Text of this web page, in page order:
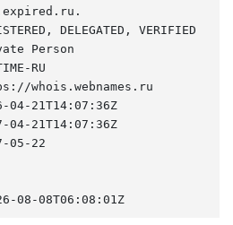
DELEGATED, VERIFIED
Person
RU
whois.webnames.ru
21T14:07:36Z
21T14:07:36Z
22
08-08T06:08:01Z